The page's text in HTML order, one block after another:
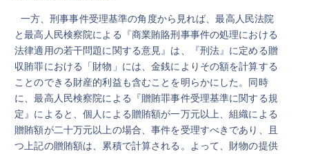
一方、刑事事件受理基準の角度から見れば、最高人民法院
と最高人民検察院による『商業賄賂刑事事件の処理における
法律適用の若干問題に関する意見』は、『刑法』に定める贈
収賄罪における「財物」には、金銭によりその額を計算する
ことのできる財産的利益も含むことを明らかにした。同時
に、最高人民検察院による『贈賄罪事件受理基準に関する規
定』によると、個人による贈賄額が一万元以上、組織による
贈賄額が二十万元以上の場合、事件を受理すべきであり、且
つ上記の贈賄額は、累積で計算される。よって、財物の提供